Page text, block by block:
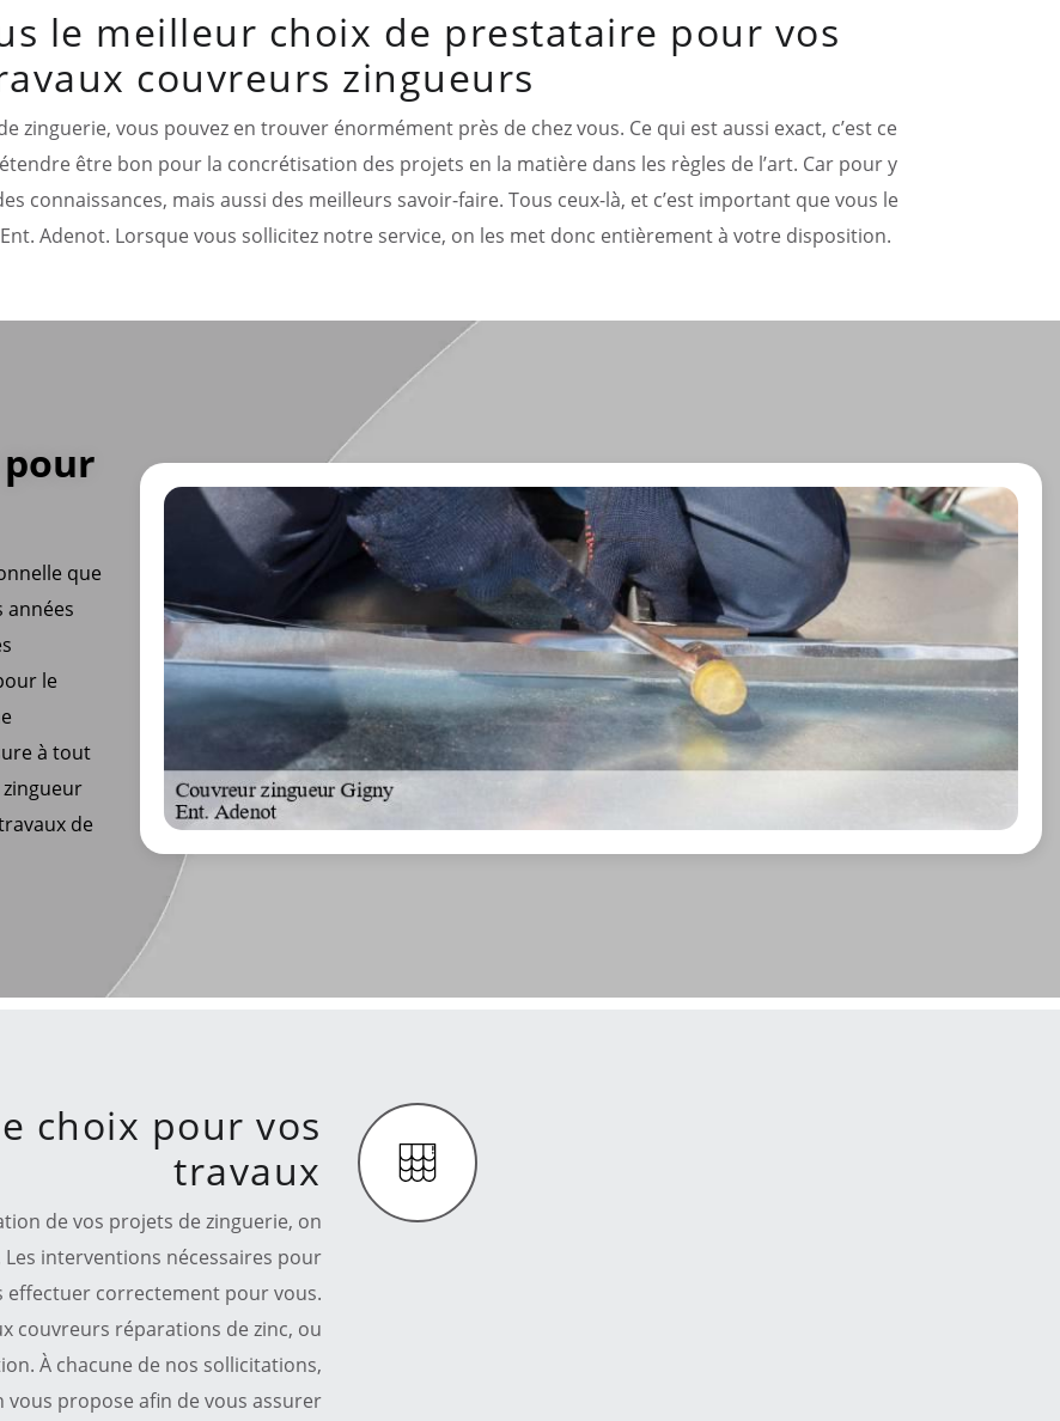
le meilleur choix de prestataire pour vos
couvreurs zingueurs
zinguerie, vous pouvez en trouver énormément près de chez vous. Ce qui est aussi exact, c’est ce
être bon pour la concrétisation des projets en la matière dans les règles de l’art. Car pour y
connaissances, mais aussi des meilleurs savoir-faire. Tous ceux-là, et c’est important que vous le
Adenot. Lorsque vous sollicitez notre service, on les met donc entièrement à votre disposition.
que
années
le
à tout
de
choix pour vos
travaux
de vos projets de zinguerie, on
interventions nécessaires pour
effectuer correctement pour vous.
couvreurs réparations de zinc, ou
À chacune de nos sollicitations,
vous propose afin de vous assurer